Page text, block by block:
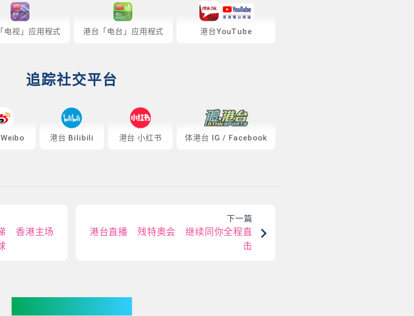
电视」应用程式 港台「电台」应用程式 港台YouTube
追踪社交平台
港台 Bilibili 港台 小红书 体港台 IG / Facebook
香港主场
下一篇
港台直播 残特奥会 继续同你全程直
击